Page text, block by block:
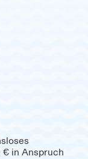
€ in Anspruch